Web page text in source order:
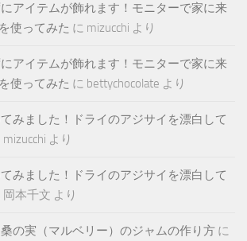
アイテムが飾れます！モニターで家に来
使ってみた に mizucchi より
アイテムが飾れます！モニターで家に来
使ってみた に bettychocolate より
みました！ドライのアジサイを漂白して
mizucchi より
みました！ドライのアジサイを漂白して
岡本千文 より
の実（マルベリー）のジャムの作り方 に